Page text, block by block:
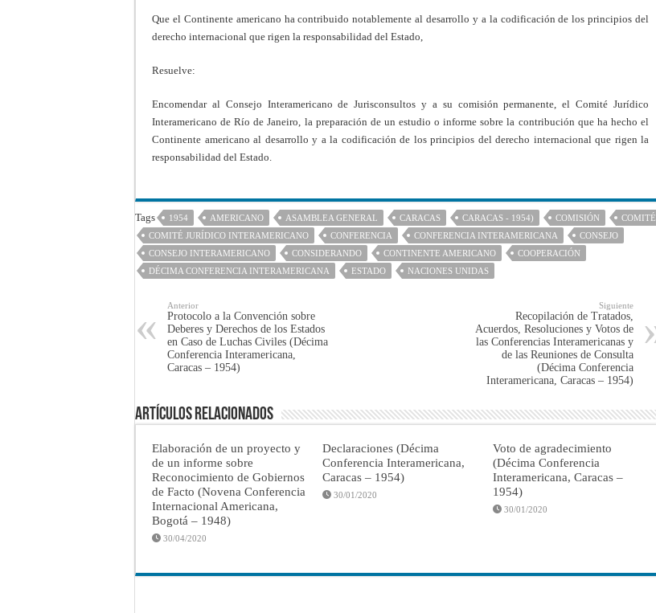
Que el Continente americano ha contribuido notablemente al desarrollo y a la codificación de los principios del
derecho internacional que rigen la responsabilidad del Estado,
Resuelve:
Encomendar al Consejo Interamericano de Jurisconsultos y a su comisión permanente, el Comité Jurídico
Interamericano de Río de Janeiro, la preparación de un estudio o informe sobre la contribución que ha hecho el
Continente americano al desarrollo y a la codificación de los principios del derecho internacional que rigen la
responsabilidad del Estado.
Tags 1954 AMERICANO ASAMBLEA GENERAL CARACAS CARACAS - 1954) COMISIÓN
COMITÉ
COMITÉ JURÍDICO INTERAMERICANO
CONFERENCIA CONFERENCIA INTERAMERICANA
CONSEJO
CONSEJO INTERAMERICANO
CONSIDERANDO CONTINENTE AMERICANO
COOPERACIÓN
DÉCIMA CONFERENCIA INTERAMERICANA
ESTADO NACIONES UNIDAS
Anterior
Protocolo a la Convención sobre
Deberes y Derechos de los Estados
en Caso de Luchas Civiles (Décima
Conferencia Interamericana,
Caracas – 1954)
Siguiente
Recopilación de Tratados,
Acuerdos, Resoluciones y Votos de
las Conferencias Interamericanas y
de las Reuniones de Consulta
(Décima Conferencia
Interamericana, Caracas – 1954)
Artículos Relacionados
Elaboración de un proyecto y
de un informe sobre
Reconocimiento de Gobiernos
de Facto (Novena Conferencia
Internacional Americana,
Bogotá – 1948)
30/04/2020
Declaraciones (Décima
Conferencia Interamericana,
Caracas – 1954)
30/01/2020
Voto de agradecimiento
(Décima Conferencia
Interamericana, Caracas –
1954)
30/01/2020